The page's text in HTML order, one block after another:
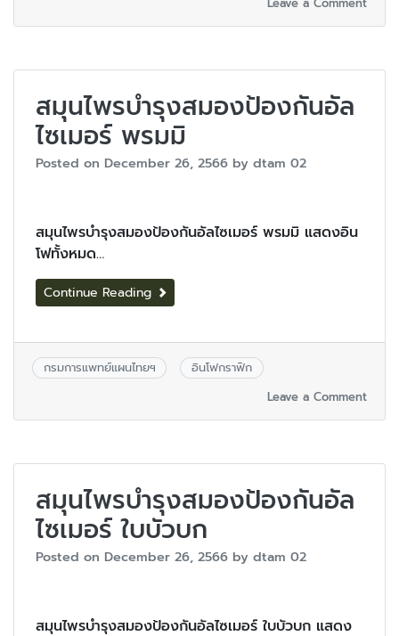
สมุนไพรบำรุงสมองป้องกันอัล
ไซเมอร์ พรมมิ
Posted on December 26, 2566 by dtam 02
สมุนไพรบำรุงสมองป้องกันอัลไซเมอร์ พรมมิ แสดงอิน
โฟทั้งหมด…
Continue Reading
กรมการแพทย์แผนไทยฯ
อินโฟกราฟิก
Leave a Comment
สมุนไพรบำรุงสมองป้องกันอัล
ไซเมอร์ ใบบัวบก
Posted on December 26, 2566 by dtam 02
สมุนไพรบำรุงสมองป้องกันอัลไซเมอร์ ใบบัวบก แสดง